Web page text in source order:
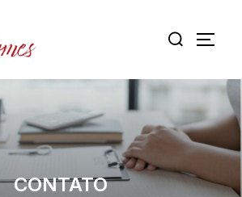
por:
CONTATO